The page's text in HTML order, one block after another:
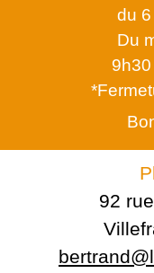
du
Du
92